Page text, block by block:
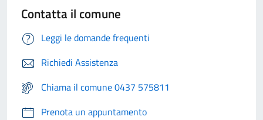
Contatta il comune
Leggi le domande frequenti
Richiedi Assistenza
Chiama il comune 0437 575811
Prenota un appuntamento